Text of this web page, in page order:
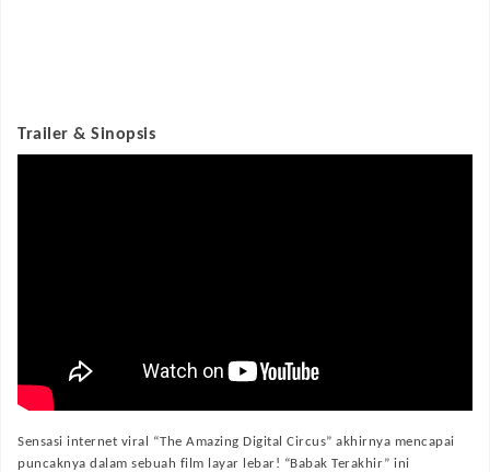
Trailer & Sinopsis
Sensasi internet viral “The Amazing Digital Circus” akhirnya mencapai
puncaknya dalam sebuah film layar lebar! “Babak Terakhir” ini